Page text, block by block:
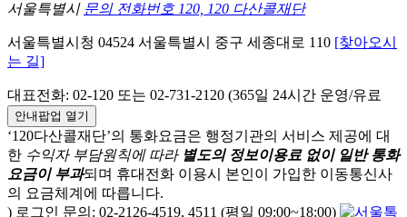
서울특별시 문의 전화번호 120, 120 다산콜재단
서울특별시청 04524 서울특별시 중구 세종대로 110 [찾아오시
는 길]
대표전화: 02-120 또는 02-731-2120 (365일 24시간 운영/유료
안내팝업 열기
‘120다산콜재단’의 통화요금은 행정기관의 서비스 제공에 대
한 수익자 부담원칙에 따라 별도의 정보이용료 없이 일반 통화
요금이 부과되며 휴대전화 이용시 본인이 가입한 이동통신사
의 요금체계에 따릅니다.
) 로그인 문의: 02-2126-4519, 4511 (평일 09:00~18:00)